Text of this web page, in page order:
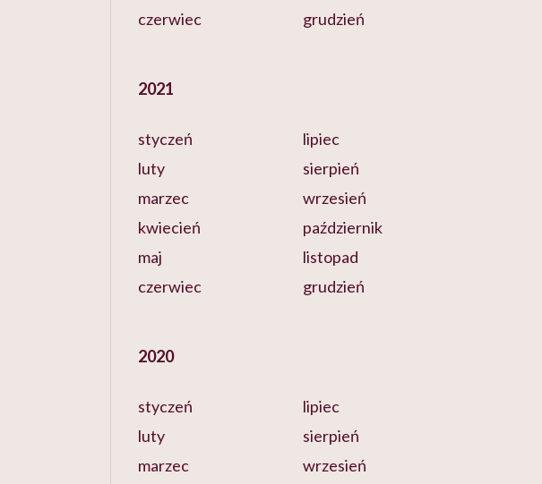
czerwiec
grudzień
2021
styczeń
luty
marzec
kwiecień
maj
czerwiec
lipiec
sierpień
wrzesień
październik
listopad
grudzień
2020
styczeń
luty
marzec
lipiec
sierpień
wrzesień